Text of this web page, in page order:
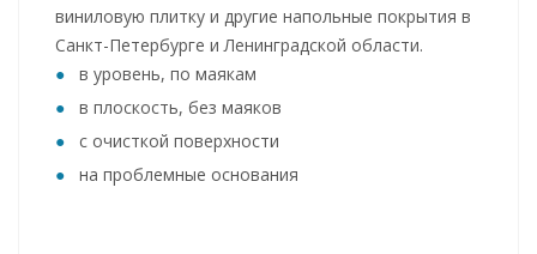
виниловую плитку и другие напольные покрытия в
Санкт-Петербурге и Ленинградской области.
в уровень, по маякам
в плоскость, без маяков
с очисткой поверхности
на проблемные основания